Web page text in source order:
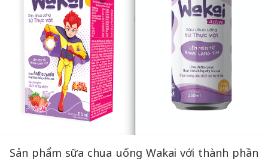
Sản phẩm sữa chua uống Wakai với thành phần